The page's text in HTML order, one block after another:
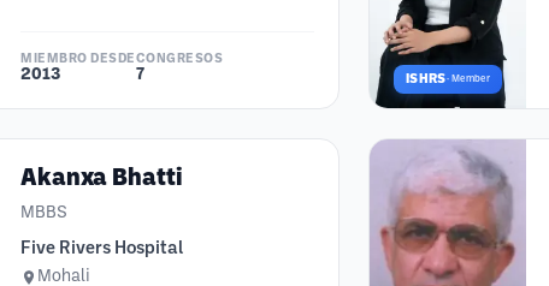
MIEMBRO DESDE
2013
CONGRESOS
7 ISHRS· Member
Akanxa Bhatti
MBBS
Five Rivers Hospital
Mohali